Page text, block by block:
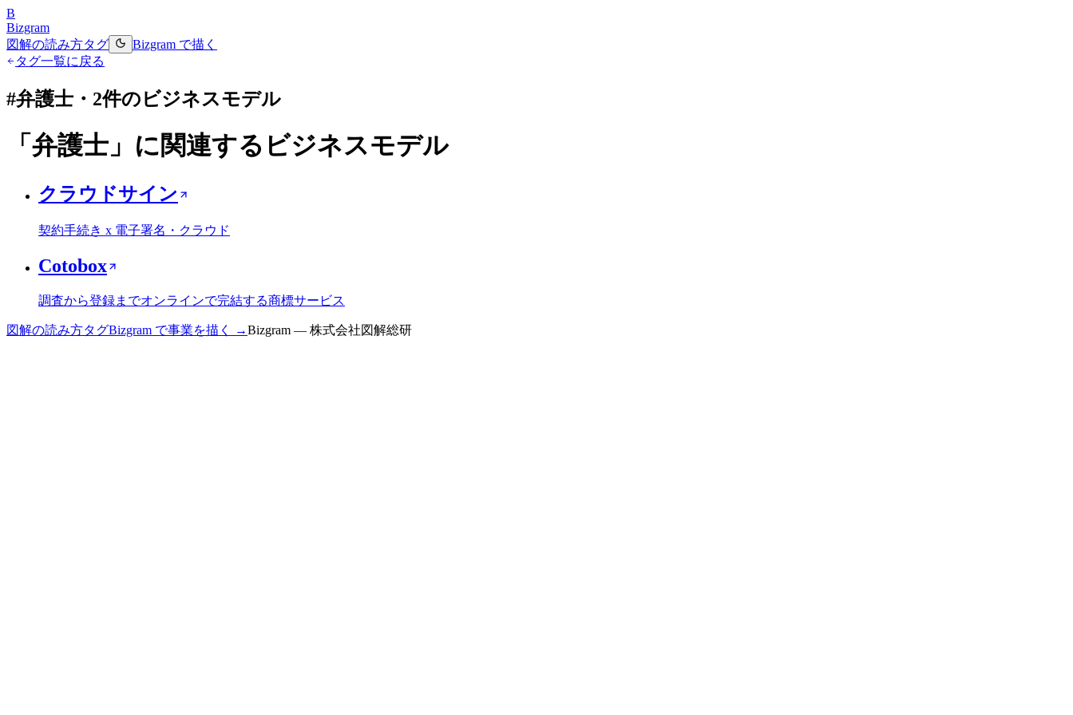
B
Bizgram
図解の読み方タグ
Bizgram で描く
タグ一覧に戻る
#弁護士 ・ 2件のビジネスモデル
「 弁護士 」に関連するビジネスモデル
クラウドサイン
契約手続き x 電子署名・クラウド
Cotobox
調査から登録までオンラインで完結する商標サービス
図解の読み方タグBizgram で事業を描く →Bizgram — 株式会社図解総研